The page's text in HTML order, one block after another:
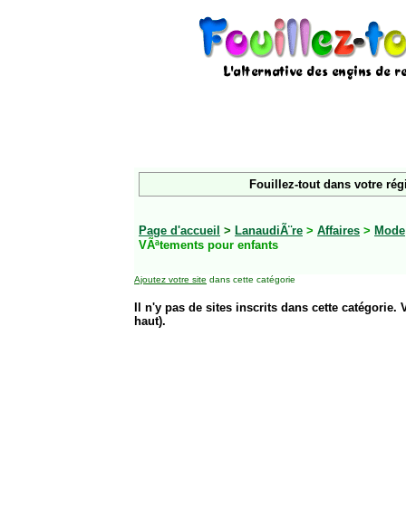
Fouillez-tout dans votre
Page d'accueil > LanaudiÃ¨re > Affaires > Mode
VÃªtements pour enfants
Ajoutez votre site dans cette catégorie
Il n'y pas de sites inscrits dans cette
haut).